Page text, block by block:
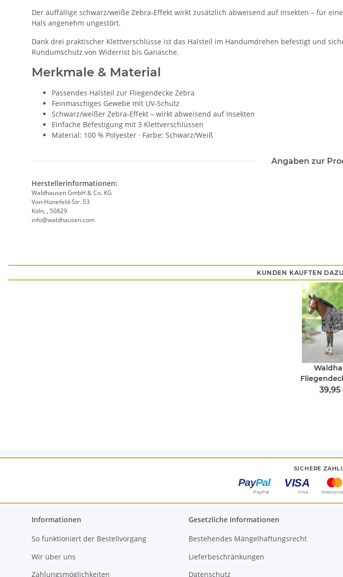
Der auffällige schwarz/weiße Zebra-Effekt wirkt zusätzlich abweisend auf Insekten – für
Hals angenehm ungestört.
Dank drei praktischer Klettverschlüsse ist das Halsteil im Handumdrehen befestigt und
Rundumschutz von Widerrist bis Ganasche.
Merkmale & Material
Passendes Halsteil zur Fliegendecke Zebra
Feinmaschiges Gewebe mit UV-Schutz
Schwarz/weißer Zebra-Effekt – wirkt abweisend auf Insekten
Einfache Befestigung mit 3 Klettverschlüssen
Material: 100 % Polyester · Farbe: Schwarz/Weiß
Angaben zur
Herstellerinformationen:
Waldhausen GmbH & Co. KG
Von-Hünefeld-Str. 53
Köln, , 50829
info@waldhausen.com
KUNDEN KAUFTEN
Bauchlatz
SICHERE
PayPal Visa
Informationen
So funktioniert der Bestellvorgang
Wir über uns
Zahlungsmöglichkeiten
Gesetzliche Informationen
Bestehendes Mängelhaftungsrecht
Lieferbeschränkungen
Datenschutz